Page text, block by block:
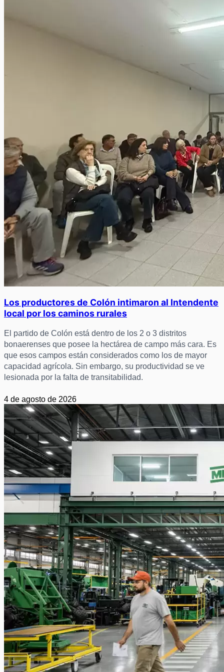
Los productores de Colón intimaron al Intendente
local por los caminos rurales
El partido de Colón está dentro de los 2 o 3 distritos
bonaerenses que posee la hectárea de campo más cara. Es
que esos campos están considerados como los de mayor
capacidad agrícola. Sin embargo, su productividad se ve
lesionada por la falta de transitabilidad.
4 de agosto de 2026